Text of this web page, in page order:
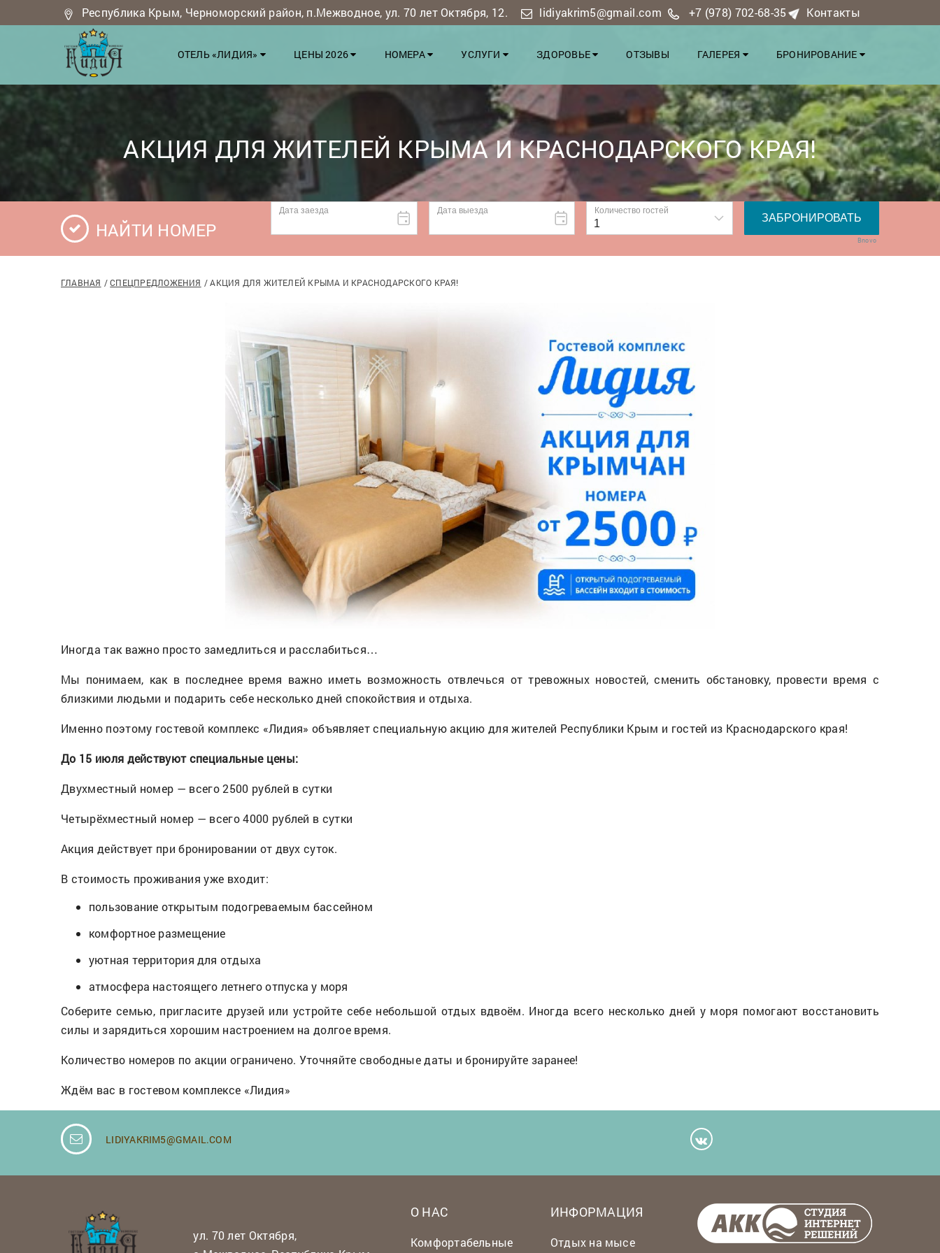
Республика Крым, Черноморский район, п.Межводное, ул. 70 лет Октября, 12. lidiyakrim5@gmail.com +7 (978) 702-68-35 Контакты
ОТЕЛЬ «ЛИДИЯ» ЦЕНЫ 2026 НОМЕРА УСЛУГИ ЗДОРОВЬЕ ОТЗЫВЫ ГАЛЕРЕЯ БРОНИРОВАНИЕ
АКЦИЯ ДЛЯ ЖИТЕЛЕЙ КРЫМА И КРАСНОДАРСКОГО КРАЯ!
НАЙТИ НОМЕР Bnovo
ГЛАВНАЯ СПЕЦПРЕДЛОЖЕНИЯ АКЦИЯ ДЛЯ ЖИТЕЛЕЙ КРЫМА И КРАСНОДАРСКОГО КРАЯ!
Иногда так важно просто замедлиться и расслабиться…
Мы понимаем, как в последнее время важно иметь возможность отвлечься от тревожных новостей, сменить обстановку, провести время с
близкими людьми и подарить себе несколько дней спокойствия и отдыха.
Именно поэтому гостевой комплекс «Лидия» объявляет специальную акцию для жителей Республики Крым и гостей из Краснодарского края!
До 15 июля действуют специальные цены:
Двухместный номер — всего 2500 рублей в сутки
Четырёхместный номер — всего 4000 рублей в сутки
Акция действует при бронировании от двух суток.
В стоимость проживания уже входит:
пользование открытым подогреваемым бассейном
комфортное размещение
уютная территория для отдыха
атмосфера настоящего летнего отпуска у моря
Соберите семью, пригласите друзей или устройте себе небольшой отдых вдвоём. Иногда всего несколько дней у моря помогают восстановить
силы и зарядиться хорошим настроением на долгое время.
Количество номеров по акции ограничено. Уточняйте свободные даты и бронируйте заранее!
Ждём вас в гостевом комплексе «Лидия»
LIDIYAKRIM5@GMAIL.COM
ул. 70 лет Октября,
О НАС
Комфортабельные
ИНФОРМАЦИЯ
Отдых на мысе